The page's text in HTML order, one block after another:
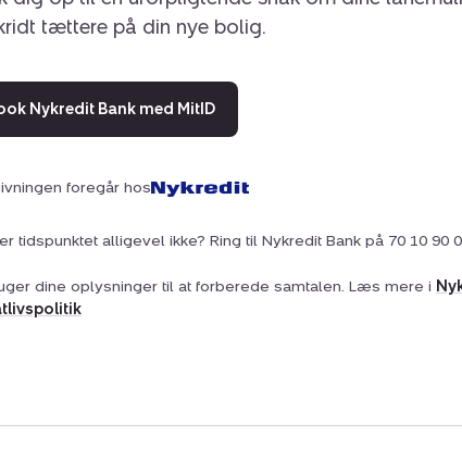
tættere på din nye bolig.
Nykredit Bank med MitID
foregår hos
tidspunktet alligevel ikke? Ring til Nykredit Bank på 70 10 90
dine oplysninger til at forberede samtalen. Læs mere i